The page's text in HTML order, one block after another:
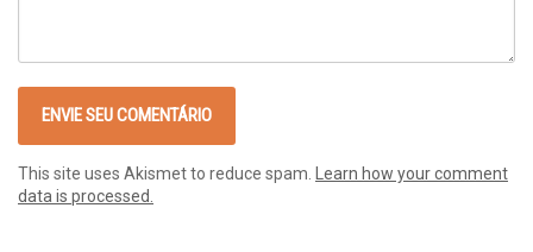
This site uses Akismet to reduce spam.
Learn how your comment
data is processed.